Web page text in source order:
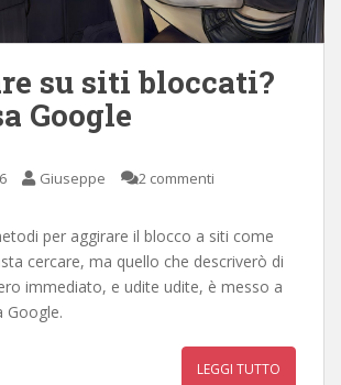
su siti bloccati?
Google
Giuseppe 2 commenti
per aggirare il blocco a siti come
cercare, ma quello che descriverò di
immediato, e udite udite, è messo a
Google.
LEGGI TUTTO